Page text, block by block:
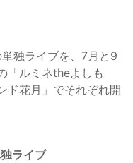
独ライブを、7月と9
「ルミネtheよしも
ド花月」でそれぞれ開
ライブ